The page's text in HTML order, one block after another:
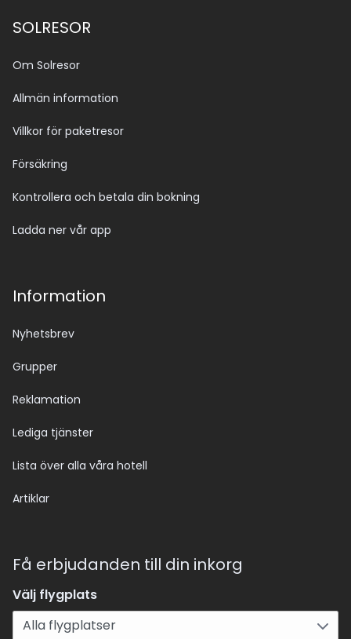
SOLRESOR
Om Solresor
Allmän information
Villkor för paketresor
Försäkring
Kontrollera och betala din bokning
Ladda ner vår app
Information
Nyhetsbrev
Grupper
Reklamation
Lediga tjänster
Lista över alla våra hotell
Artiklar
Få erbjudanden till din inkorg
Välj flygplats